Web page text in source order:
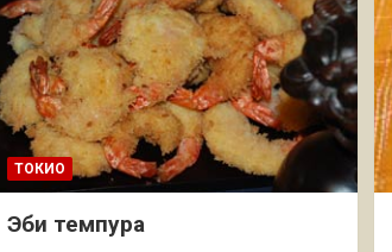
ТОКИО
Эби темпура